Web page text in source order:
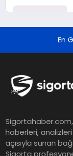
En
haberleri,
açısıyla sunan